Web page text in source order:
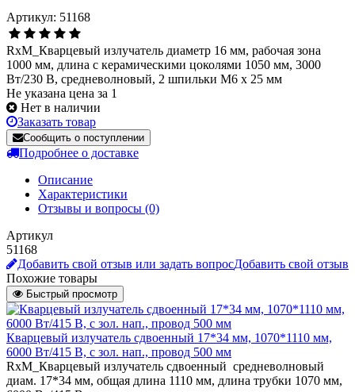
Артикул: 51168
RxM_Кварцевый излучатель диаметр 16 мм, рабочая зона
1000 мм, длина с керамическими цоколями 1050 мм, 3000
Вт/230 В, средневолновый, 2 шпильки М6 х 25 мм
Не указана цена за 1
Нет в наличии
Заказать товар
Сообщить о поступлении
Подробнее о доставке
Описание
Характеристики
Отзывы и вопросы (0)
Артикул
51168
Добавить свой отзыв или задать вопросДобавить свой отзыв
Похожие товары
Быстрый просмотр
Кварцевый излучатель cдвоенный 17*34 мм, 1070*1110 мм,
6000 Вт/415 В, с зол. нап., провод 500 мм
RxM_Кварцевый излучатель сдвоенный средневолновый
диам. 17*34 мм, общая длина 1110 мм, длина трубки 1070 мм,